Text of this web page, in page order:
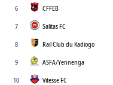
6
CFFEB
7
Salitas FC
8
Rail Club du Kadiogo
9
ASFA/Yennenga
10
Vitesse FC